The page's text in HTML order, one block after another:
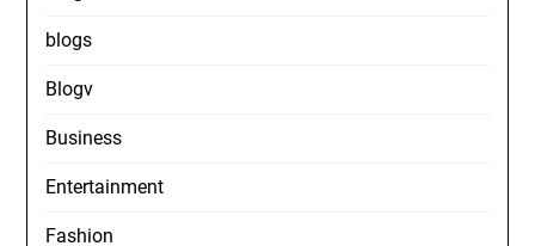
blogs
Blogv
Business
Entertainment
Fashion